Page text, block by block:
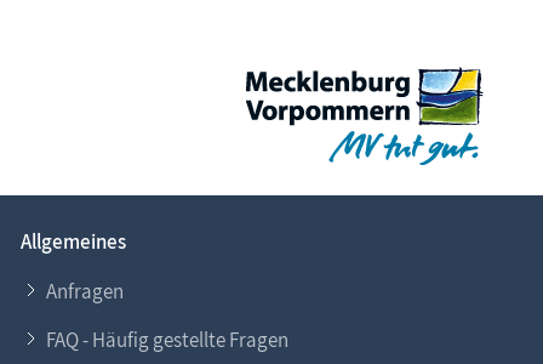
Allgemeines
Anfragen
FAQ - Häufig gestellte Fragen